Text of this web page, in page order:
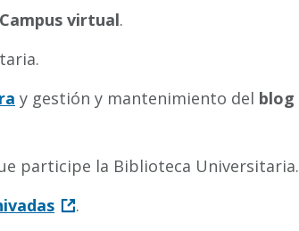
Campus virtual.
y gestión y mantenimiento del blog
participe la Biblioteca Universitaria.
.